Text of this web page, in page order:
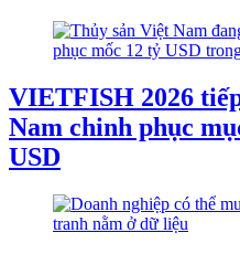
VIETFISH 2026
Nam chinh phục
USD